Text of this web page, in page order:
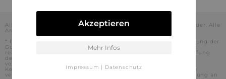
Alle Preise inkl. der jeweils geltenden gesetzlichen Mehrwertsteuer. Alle
Angaben ohne Gewähr.
* Die angezeigten Preise beinhalten Rabatte, die durch die Nutzung der
Gutschein-Codes auf den Seiten unserer Partner voraussichtlich
realisiert werden können. Stylaholic führt keine vollständige Prüfung
der Gutschein-Codes durch und es kann daher in Einzelfällen
vorkommen, dass die Gutscheine abweichend von unserem
Kenntnisstand bei dem jeweiligen Shop nicht oder nur teilweise
verwendet werden können. Darüber hinaus kann deren Verwendung an
Akzeptieren
Mehr Infos
Impressum | Datenschutz